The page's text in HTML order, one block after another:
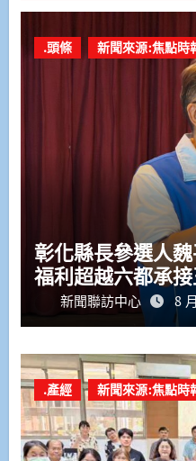
.頭條 新聞來源:焦點時
彰化縣長參選人
福利超越六都承
新聞聯訪中心 8
.產經 新聞來源:焦點時